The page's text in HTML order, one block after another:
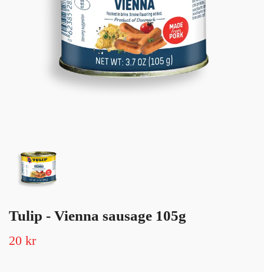
Tulip - Vienna sausage 105g
20 kr